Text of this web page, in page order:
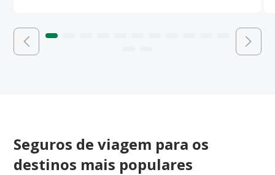
Seguros de viagem para os
destinos mais populares